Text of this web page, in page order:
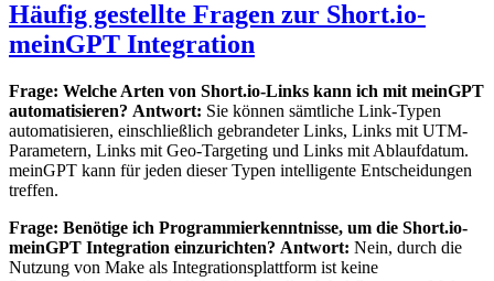
Häufig gestellte Fragen zur Short.io-
meinGPT Integration
Frage: Welche Arten von Short.io-Links kann ich mit meinGPT
automatisieren? Antwort: Sie können sämtliche Link-Typen
automatisieren, einschließlich gebrandeter Links, Links mit UTM-
Parametern, Links mit Geo-Targeting und Links mit Ablaufdatum.
meinGPT kann für jeden dieser Typen intelligente Entscheidungen
treffen.
Frage: Benötige ich Programmierkenntnisse, um die Short.io-
meinGPT Integration einzurichten? Antwort: Nein, durch die
Nutzung von Make als Integrationsplattform ist keine